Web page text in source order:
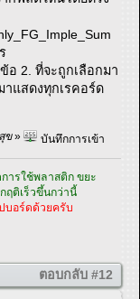
อ 2. ที่จะถูกเลือกมา
าแสดงทุกเรคอร์ด
ข» บันทึกการเข้า
ารใช้พลาสติก ขยะ
ฤติเร็วขึ้นกว่านี้
บอร์ดด้วยครับ
ตอบกลับ #12